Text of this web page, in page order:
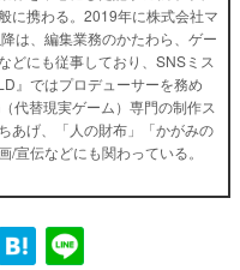
に携わる。2019年に株式会社マ
は、編集業務のかたわら、ゲー
どにも従事しており、SNSミス
』ではプロデューサーを務め
代替現実ゲーム）専門の制作ス
あげ、「人の財布」「かがみの
/宣伝などにも関わっている。